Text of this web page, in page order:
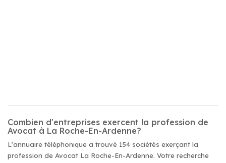
Combien d'entreprises exercent la profession de
Avocat à La Roche-En-Ardenne?
L'annuaire téléphonique a trouvé 154 sociétés exerçant la
profession de Avocat La Roche-En-Ardenne. Votre recherche